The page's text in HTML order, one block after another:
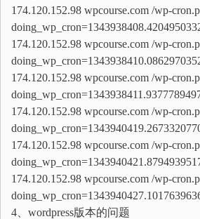
174.120.152.98 wpcourse.com /wp-
174.120.152.98 wpcourse.com /wp-
174.120.152.98 wpcourse.com /wp-
174.120.152.98 wpcourse.com /wp-
174.120.152.98 wpcourse.com /wp-
174.120.152.98 wpcourse.com /wp-
4、wordpress版本的问题